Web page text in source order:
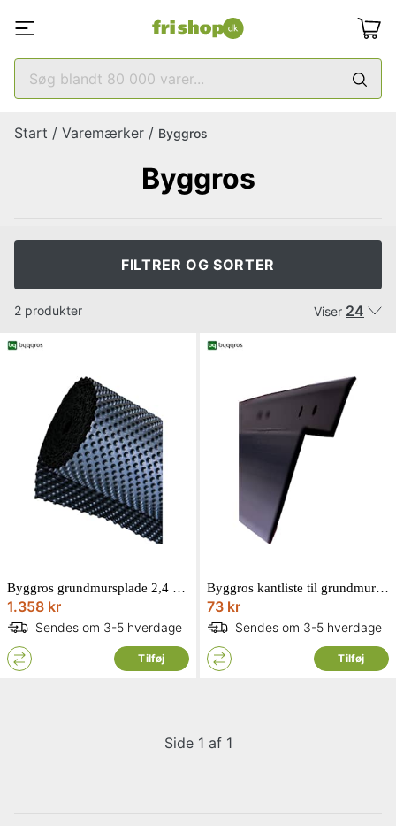
Start / Varemærker / Byggros
Byggros
FILTRER OG SORTER
2 produkter Viser 24
Byggros grundmursplade 2,4 x 20 m
1.358 kr
Sendes om 3-5 hverdage
Tilføj
Byggros kantliste til grundmursplade 2,5 m
73 kr
Sendes om 3-5 hverdage
Tilføj
Side 1 af 1